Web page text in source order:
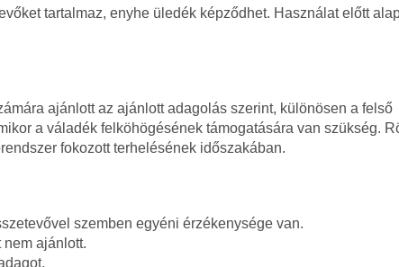
tartalmaz, enyhe üledék képződhet. Használat előtt
ajánlott az ajánlott adagolás szerint, különösen a felső
a váladék felköhögésének támogatására van szükség.
fokozott terhelésének időszakában.
szemben egyéni érzékenysége van.
nem ajánlott.